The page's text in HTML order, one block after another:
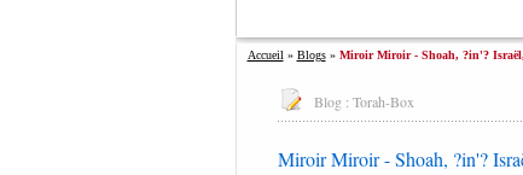
Accueil » Blogs» Miroir Miroir - Shoah, ?in'?
Blog : Torah-Box
Miroir Miroir - Shoah, ?in'?